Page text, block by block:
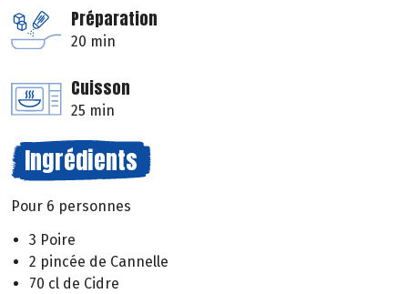
Préparation
20 min
Cuisson
25 min
Ingrédients
Pour 6 personnes
3 Poire
2 pincée de Cannelle
70 cl de Cidre